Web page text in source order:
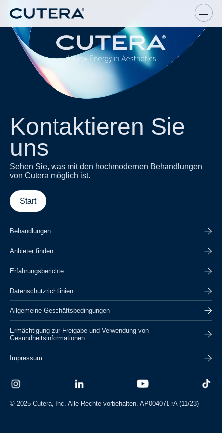
Skip to main content
Kontaktieren Sie
uns
Sehen Sie, was mit den hochmodernen Behandlungen
von Cutera möglich ist.
Start
Behandlungen
Anbieter finden
Erfahrungsberichte
Datenschutzrichtlinien
Allgemeine Geschäftsbedingungen
Ermächtigung zur Freigabe und Verwendung von
Gesundheitsinformationen
Impressum
© 2025 Cutera, Inc. Alle Rechte vorbehalten. AP004071 rA (11/23)